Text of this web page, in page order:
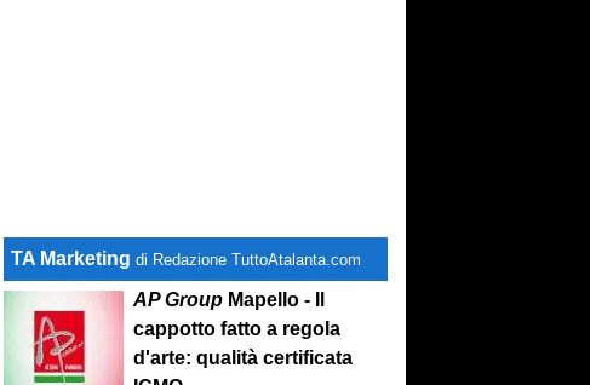
TA Marketing di Redazione TuttoAtalanta.com
AP Group Mapello - Il
cappotto fatto a regola
d'arte: qualità certificata